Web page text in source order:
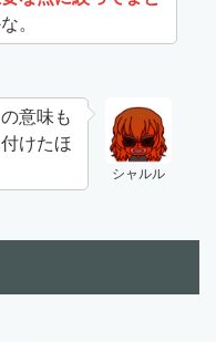
。
シャルル
の意味も
けたほ